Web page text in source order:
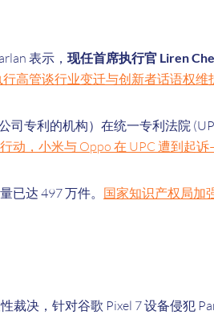
表示， 现任首席执行官 Liren
高管谈行业变迁与创新者话语权
司专利的机构）在统一专利法院
动，小米与 Oppo 在 UPC 遭到起
已达 497 万件。 国家知识产权局
裁决，针对谷歌 Pixel 7 设备侵犯